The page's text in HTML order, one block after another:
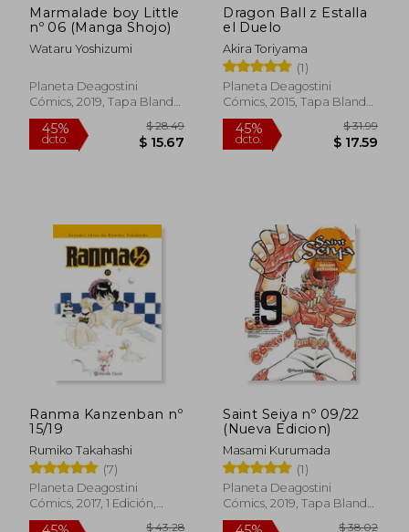
45%
dcto.
Marmalade boy Little
nº 06 (Manga Shojo)
Wataru Yoshizumi
Planeta Deagostini
Cómics, 2019, Tapa Blanda,
Nuevo
45%
dcto. $ 15.67
Dragon Ball z Estalla
el Duelo
Akira Toriyama
(1)
Planeta Deagostini
Cómics, 2015, Tapa Blanda,
Nuevo
45%
dcto. $
Ranma Kanzenban nº
15/19
Rumiko Takahashi
(7)
Planeta Deagostini
Cómics, 2017, 1 Edición,
Tapa Blanda, Nuevo
Saint Seiya nº 09/22
(Nueva Edicion)
Masami Kurumada
(1)
Planeta Deagostini
Cómics, 2019, Tapa Blanda,
Nuevo